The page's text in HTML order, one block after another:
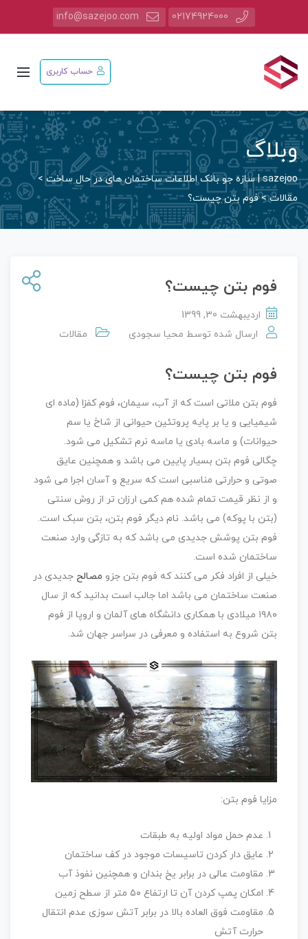
02174924000
info@sazejoo.com
حساب کاربری
وبلاگ
sazejoo | سازه جو بانک اطلاعات ساختمان های در حال ساخت
>
مقالات>فوم بتن چیست؟
فوم بتن چیست؟
اردیبهشت 30, 1399
ارسال شده توسط محیا سجودی مقالات
فوم بتن چیست؟
فوم بتن ملاتی است که از آب، سیمان، فوم کفزا (ماده ای
شیمیایی و یا بر پایه پروتئین حیوانی از شاخ یا سم
حیوانات) و ماسه بادی یا ماسه نرم تشکیل می شود.
چگالی فوم بتن بسیار پایین می باشد و همچنین عایق
صوتی و حرارتی مناسبی است که سریع و آسان اجرا می شود
و از نظر قیمت تمام شده هم کمی ارزان تر از روش سنتی
(بتن با پوکه) می باشد. نام دیگر فوم بتن، بتن سبک است.
فوم بتن پوشش جدیدی می باشد که به تازگی وارد صنعت
ساختمان شده است.
خیلی از افراد فکر می کنند که فوم بتن جزو مصالح جدیدی در
صنعت ساختمان می باشد اما جالب است بدانید که از سال
۱۹۸۰ میلادی با همکاری دانشگاه های آلمان و اروپا از فوم
بتن شروع به استفاده و معرفی در سراسر جهان شد.
مزایا فوم بتن:
عدم حمل مواد اولیه به طبقات
عایق دار کردن تاسیسات موجود در کف ساختمان
مقاومت عالی در برابر یخ بندان و همچنین نفوذ آب
امکان پمپ کردن آن تا ارتفاع ۵۰ متر از سطح زمین
مقاومت فوق العاده بالا در برابر آتش سوزی عدم انتقال
حرارت آتش